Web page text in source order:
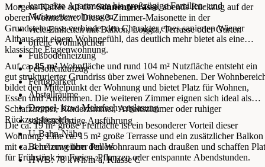
kompakte Apartments bis großzügige Familien- und
Maisonettewohnungen
viele Einheiten mit Balkon, Loggia, Terrasse oder Garten
offene Wohnküchen
Fußbodenheizung
Personenaufzug
Fertigparkett
Abstellräume
Doppel- bzw. Mehrfachverglasung
schlüsselfertige Ausführung
U-Bahn-Nähe
Beheizung über Pellets
HWB: 78 kWh/m²a, Klasse C
Morgens Kaffee auf derSonnenterrasse, abends Rückzug auf der
oberen Wohnebene: Diese 3-Zimmer-Maisonette in der
Grundsteingasse verbindet den Charakter eines sanierten Wiener
Altbaus mit einem Wohngefühl, das deutlich mehr bietet als eine
klassische Etagenwohnung.
Auf ca.85 m²Wohnfläche und rund 104 m² Nutzfläche entsteht ein
gut strukturierter Grundriss über zwei Wohnebenen. Der
bildet den Mittelpunkt der Wohnung und bietet Platz für Wohnen,
Essen und Ankommen. Die weiteren Zimmer eignen sich ideal als
Schlafzimmer, Kinderzimmer, Arbeitszimmer oder ruhiger
Rückzugsbereich.
Die ca. 19 m² große Freifläche ist ein besonderer Vorteil dieser
Wohnung. Eine ca. 15 m² große Terrasse und ein zusätzlicher Balkon
mit ca. 4 m² erweitern den Wohnraum nach draußen und schaffen
für Frühstück im Freien, Pflanzen oder entspannte Abendstunden.